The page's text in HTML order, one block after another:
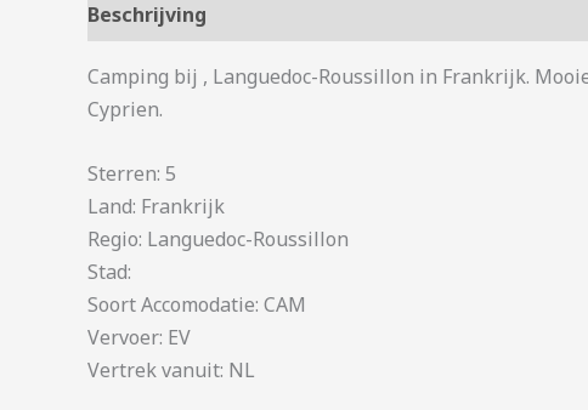
Beschrijving
Camping bij , Languedoc-Roussillon in Frankrijk.
Cyprien.
Sterren: 5
Land: Frankrijk
Regio: Languedoc-Roussillon
Stad:
Soort Accomodatie: CAM
Vervoer: EV
Vertrek vanuit: NL